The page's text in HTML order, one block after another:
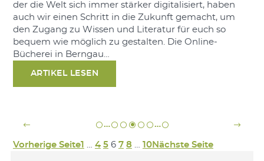
der die Welt sich immer stärker digitalisiert, haben
auch wir einen Schritt in die Zukunft gemacht, um
den Zugang zu Wissen und Literatur für euch so
bequem wie möglich zu gestalten. Die Online-
Bücherei in Berngau…
ARTIKEL LESEN
… …
Vorherige Seite1 4 5 6 7 8 10Nächste Seite